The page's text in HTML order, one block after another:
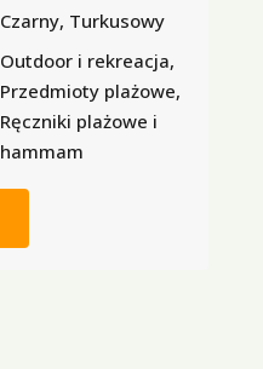
Czarny, Turkusowy
Outdoor i rekreacja,
Przedmioty plażowe,
Ręczniki plażowe i
hammam